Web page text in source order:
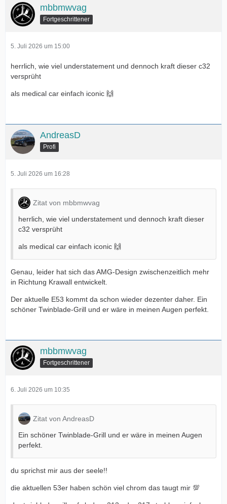
mbbmwvag
Fortgeschrittener
5. Juli 2026 um 15:00
herrlich, wie viel understatement und dennoch kraft dieser c32
versprüht
als medical car einfach iconic 🙌
AndreasD
Profi
5. Juli 2026 um 16:28
Zitat von mbbmwvag
herrlich, wie viel understatement und dennoch kraft dieser
c32 versprüht
als medical car einfach iconic 🙌
Genau, leider hat sich das AMG-Design zwischenzeitlich mehr
in Richtung Krawall entwickelt.
Der aktuelle E53 kommt da schon wieder dezenter daher. Ein
schöner Twinblade-Grill und er wäre in meinen Augen perfekt.
mbbmwvag
Fortgeschrittener
6. Juli 2026 um 10:35
Zitat von AndreasD
Ein schöner Twinblade-Grill und er wäre in meinen Augen
perfekt.
du sprichst mir aus der seele!!
die aktuellen 53er haben schön viel chrom das taugt mir 💯